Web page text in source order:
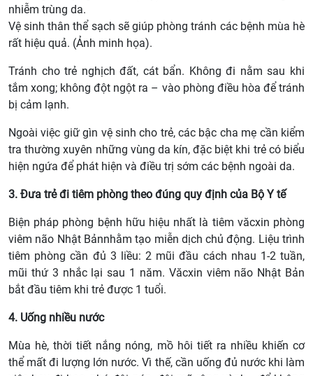
nhiễm trùng da.
Vệ sinh thân thể sạch sẽ giúp phòng tránh các bệnh mùa hè
rất hiệu quả. (Ảnh minh họa).
Tránh cho trẻ nghịch đất, cát bẩn. Không đi nằm sau khi
tắm xong; không đột ngột ra – vào phòng điều hòa để tránh
bị cảm lạnh.
Ngoài việc giữ gìn vệ sinh cho trẻ, các bậc cha mẹ cần kiểm
tra thường xuyên những vùng da kín, đặc biệt khi trẻ có biểu
hiện ngứa để phát hiện và điều trị sớm các bệnh ngoài da.
3. Đưa trẻ đi tiêm phòng theo đúng quy định của Bộ Y tế
Biện pháp phòng bệnh hữu hiệu nhất là tiêm văcxin phòng
viêm não Nhật Bảnnhằm tạo miễn dịch chủ động. Liệu trình
tiêm phòng cần đủ 3 liều: 2 mũi đầu cách nhau 1-2 tuần,
mũi thứ 3 nhắc lại sau 1 năm. Văcxin viêm não Nhật Bản
bắt đầu tiêm khi trẻ được 1 tuổi.
4. Uống nhiều nước
Mùa hè, thời tiết nắng nóng, mồ hôi tiết ra nhiều khiến cơ
thể mất đi lượng lớn nước. Vì thế, cần uống đủ nước khi làm